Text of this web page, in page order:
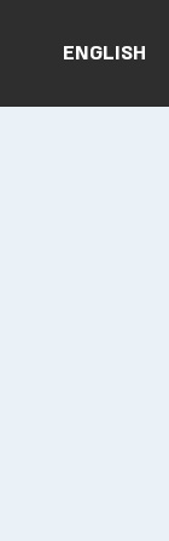
ENGLISH